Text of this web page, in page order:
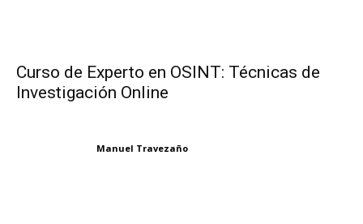
Curso de Experto en OSINT: Técnicas de
Investigación Online
Manuel Travezaño